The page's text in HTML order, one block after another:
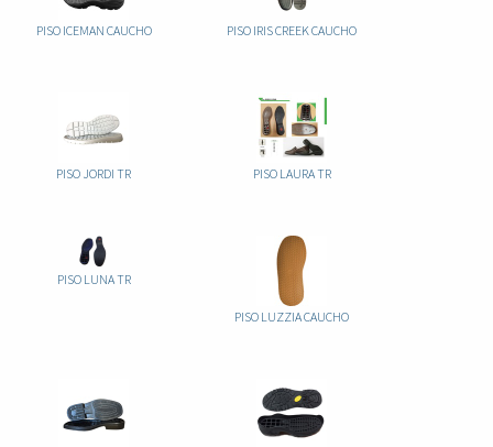
PISO ICEMAN CAUCHO PISO IRIS CREEK CAUCHO
PISO JORDI TR PISO LAURA TR
PISO LUNA TR
PISO LUZZIA CAUCHO